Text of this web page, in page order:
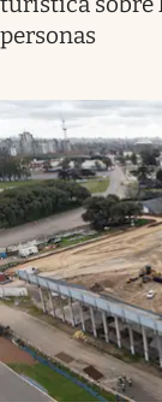
personas